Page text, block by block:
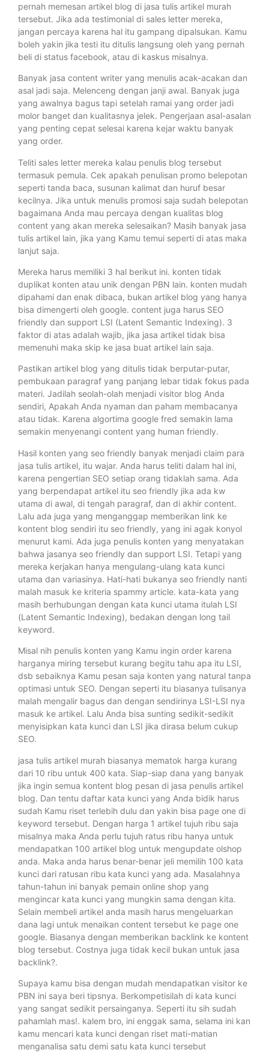
pernah memesan artikel blog di jasa tulis artikel murah
tersebut. Jika ada testimonial di sales letter mereka,
jangan percaya karena hal itu gampang dipalsukan. Kamu
boleh yakin jika testi itu ditulis langsung oleh yang pernah
beli di status facebook, atau di kaskus misalnya.
Banyak jasa content writer yang menulis acak-acakan dan
asal jadi saja. Melenceng dengan janji awal. Banyak juga
yang awalnya bagus tapi setelah ramai yang order jadi
molor banget dan kualitasnya jelek. Pengerjaan asal-asalan
yang penting cepat selesai karena kejar waktu banyak
yang order.
Teliti sales letter mereka kalau penulis blog tersebut
termasuk pemula. Cek apakah penulisan promo belepotan
seperti tanda baca, susunan kalimat dan huruf besar
kecilnya. Jika untuk menulis promosi saja sudah belepotan
bagaimana Anda mau percaya dengan kualitas blog
content yang akan mereka selesaikan? Masih banyak jasa
tulis artikel lain, jika yang Kamu temui seperti di atas maka
lanjut saja.
Mereka harus memiliki 3 hal berikut ini. konten tidak
duplikat konten atau unik dengan PBN lain. konten mudah
dipahami dan enak dibaca, bukan artikel blog yang hanya
bisa dimengerti oleh google. content juga harus SEO
friendly dan support LSI (Latent Semantic Indexing). 3
faktor di atas adalah wajib, jika jasa artikel tidak bisa
memenuhi maka skip ke jasa buat artikel lain saja.
Pastikan artikel blog yang ditulis tidak berputar-putar,
pembukaan paragraf yang panjang lebar tidak fokus pada
materi. Jadilah seolah-olah menjadi visitor blog Anda
sendiri, Apakah Anda nyaman dan paham membacanya
atau tidak. Karena algortima google fred semakin lama
semakin menyenangi content yang human friendly.
Hasil konten yang seo friendly banyak menjadi claim para
jasa tulis artikel, itu wajar. Anda harus teliti dalam hal ini,
karena pengertian SEO setiap orang tidaklah sama. Ada
yang berpendapat artikel itu seo friendly jika ada kw
utama di awal, di tengah paragraf, dan di akhir content.
Lalu ada juga yang menganggap memberikan link ke
kontent blog sendiri itu seo friendly, yang ini agak konyol
menurut kami. Ada juga penulis konten yang menyatakan
bahwa jasanya seo friendly dan support LSI. Tetapi yang
mereka kerjakan hanya mengulang-ulang kata kunci
utama dan variasinya. Hati-hati bukanya seo friendly nanti
malah masuk ke kriteria spammy article. kata-kata yang
masih berhubungan dengan kata kunci utama itulah LSI
(Latent Semantic Indexing), bedakan dengan long tail
keyword.
Misal nih penulis konten yang Kamu ingin order karena
harganya miring tersebut kurang begitu tahu apa itu LSI,
dsb sebaiknya Kamu pesan saja konten yang natural tanpa
optimasi untuk SEO. Dengan seperti itu biasanya tulisanya
malah mengalir bagus dan dengan sendirinya LSI-LSI nya
masuk ke artikel. Lalu Anda bisa sunting sedikit-sedikit
menyisipkan kata kunci dan LSI jika dirasa belum cukup
SEO.
jasa tulis artikel murah biasanya mematok harga kurang
dari 10 ribu untuk 400 kata. Siap-siap dana yang banyak
jika ingin semua kontent blog pesan di jasa penulis artikel
blog. Dan tentu daftar kata kunci yang Anda bidik harus
sudah Kamu riset terlebih dulu dan yakin bisa page one di
keyword tersebut. Dengan harga 1 artikel tujuh ribu saja
misalnya maka Anda perlu tujuh ratus ribu hanya untuk
mendapatkan 100 artikel blog untuk mengupdate olshop
anda. Maka anda harus benar-benar jeli memilih 100 kata
kunci dari ratusan ribu kata kunci yang ada. Masalahnya
tahun-tahun ini banyak pemain online shop yang
mengincar kata kunci yang mungkin sama dengan kita.
Selain membeli artikel anda masih harus mengeluarkan
dana lagi untuk menaikan content tersebut ke page one
google. Biasanya dengan memberikan backlink ke kontent
blog tersebut. Costnya juga tidak kecil bukan untuk jasa
backlink?.
Supaya kamu bisa dengan mudah mendapatkan visitor ke
PBN ini saya beri tipsnya. Berkompetisilah di kata kunci
yang sangat sedikit persainganya. Seperti itu sih sudah
pahamlah mas!. kalem bro, ini enggak sama, selama ini kan
kamu mencari kata kunci dengan riset mati-matian
menganalisa satu demi satu kata kunci tersebut